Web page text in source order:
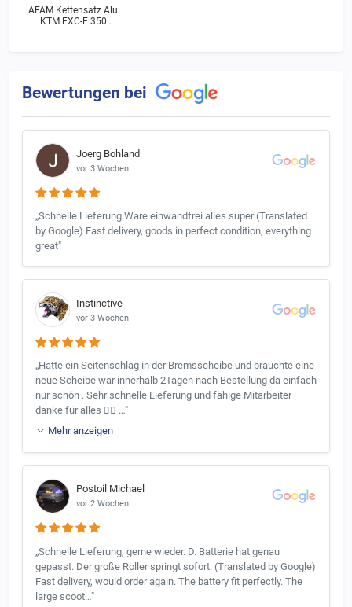
AFAM Kettensatz Alu
KTM EXC-F 350
Bewertungen bei
Joerg Bohland
vor 3 Wochen
„Schnelle Lieferung Ware einwandfrei alles super (Translated
by Google) Fast delivery, goods in perfect condition, everything
great"
Instinctive
vor 3 Wochen
„Hatte ein Seitenschlag in der Bremsscheibe und brauchte eine
neue Scheibe war innerhalb 2Tagen nach Bestellung da einfach
nur schön . Sehr schnelle Lieferung und fähige Mitarbeiter
danke für alles 👍🏼 …"
Mehr anzeigen
Postoil Michael
vor 2 Wochen
„Schnelle Lieferung, gerne wieder. D. Batterie hat genau
gepasst. Der große Roller springt sofort. (Translated by Google)
Fast delivery, would order again. The battery fit perfectly. The
large scoot…"